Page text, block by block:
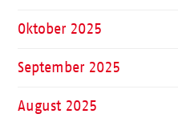
Oktober 2025
September 2025
August 2025